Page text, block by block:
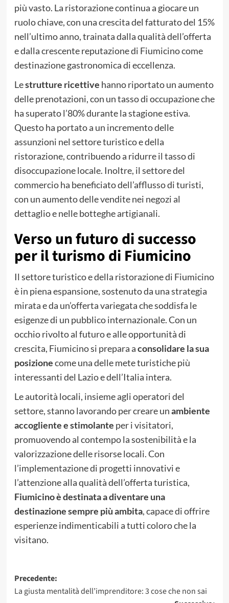
più vasto. La ristorazione continua a giocare un
ruolo chiave, con una crescita del fatturato del 15%
nell’ultimo anno, trainata dalla qualità dell’offerta
e dalla crescente reputazione di Fiumicino come
destinazione gastronomica di eccellenza.
Lestrutture ricettive hanno riportato un aumento
delle prenotazioni, con un tasso di occupazione che
ha superato l’80% durante la stagione estiva.
Questo ha portato a un incremento delle
assunzioni nel settore turistico e della
ristorazione, contribuendo a ridurre il tasso di
disoccupazione locale. Inoltre, il settore del
commercio ha beneficiato dell’afflusso di turisti,
con un aumento delle vendite nei negozi al
dettaglio e nelle botteghe artigianali.
Verso un futuro di successo
per il turismo di Fiumicino
Il settore turistico e della ristorazione di Fiumicino
è in piena espansione, sostenuto da una strategia
mirata e da un’offerta variegata che soddisfa le
esigenze di un pubblico internazionale. Con un
occhio rivolto al futuro e alle opportunità di
crescita, Fiumicino si prepara aconsolidare la sua
posizionecome una delle mete turistiche più
interessanti del Lazio e dell’Italia intera.
Le autorità locali, insieme agli operatori del
settore, stanno lavorando per creare unambiente
accogliente e stimolante per i visitatori,
promuovendo al contempo la sostenibilità e la
valorizzazione delle risorse locali. Con
l’implementazione di progetti innovativi e
l’attenzione alla qualità dell’offerta turistica,
Fiumicino è destinata a diventare una
destinazione sempre più ambita, capace di offrire
esperienze indimenticabili a tutti coloro che la
visitano.
Navigazione
articolo
Precedente:
La giusta mentalità dell’imprenditore: 3 cose che non sai